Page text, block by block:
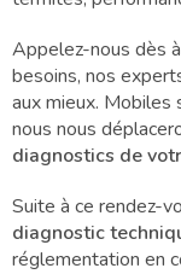
Appelez-nous dès
besoins, nos
aux mieux. Mobiles
nous nous
diagnostics de
Suite à ce rendez-
diagnostic
réglementation en